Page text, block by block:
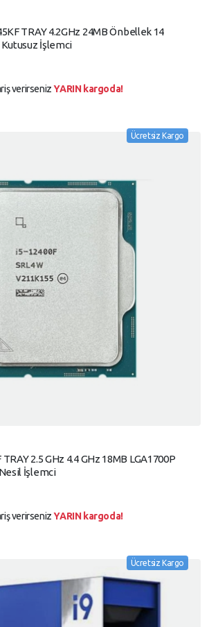
TRAY 4.2GHz 24MB Önbellek 14
İşlemci
verirsenizYARIN kargoda!
Ücretsiz Kargo
2.5 GHz 4.4 GHz 18MB LGA1700P
İşlemci
verirsenizYARIN kargoda!
Ücretsiz Kargo